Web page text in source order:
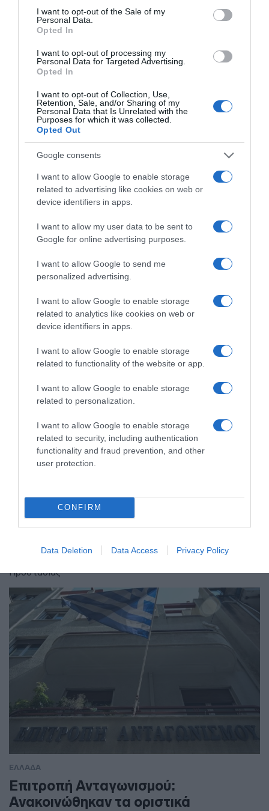
consent section.
I want to opt-out of the Sale of my
Personal Data.
Opted In
I want to opt-out of processing my
Personal Data for Targeted Advertising.
Opted In
I want to opt-out of Collection, Use,
Retention, Sale, and/or Sharing of my
Personal Data that Is Unrelated with the
Purposes for which it was collected.
Opted Out
Google consents
I want to allow Google to enable storage
related to advertising like cookies on web or
device identifiers in apps.
I want to allow my user data to be sent to
Google for online advertising purposes.
I want to allow Google to send me
personalized advertising.
I want to allow Google to enable storage
related to analytics like cookies on web or
device identifiers in apps.
I want to allow Google to enable storage
related to functionality of the website or app.
I want to allow Google to enable storage
related to personalization.
I want to allow Google to enable storage
related to security, including authentication
functionality and fraud prevention, and other
user protection.
CONFIRM
Data Deletion Data Access Privacy Policy
ΕΛΛΑΔΑ
Χαλκιδική: Εντός ορίων τα
αποτελέσματα από τις πρώτες
μικροβιολογικές αναλύσεις στο
πόσιμο νερό
Σε προηγούμενο έλεγχο ανιχνεύθηκαν μικροβιολογικές
παράμετροι
Εύβοια και Βοιωτία λόγω πολύ υψηλού
κινδύνου πυρκαγιάς
Για τις περιοχές που προβλέπεται πολύ υψηλός κίνδυνος
Προστασίας
ΕΛΛΑΔΑ
Επιτροπή Ανταγωνισμού:
Ανακοινώθηκαν τα οριστικά